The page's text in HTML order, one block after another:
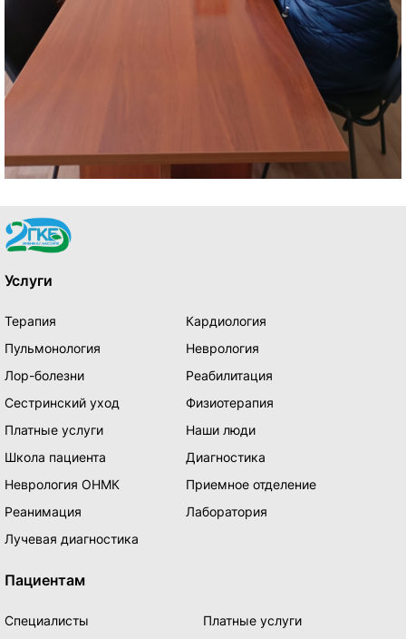
Услуги
Терапия
Кардиология
Пульмонология
Неврология
Лор-болезни
Реабилитация
Сестринский уход
Физиотерапия
Платные услуги
Наши люди
Школа пациента
Диагностика
Неврология ОНМК
Приемное отделение
Реанимация
Лаборатория
Лучевая диагностика
Пациентам
Специалисты
Платные услуги